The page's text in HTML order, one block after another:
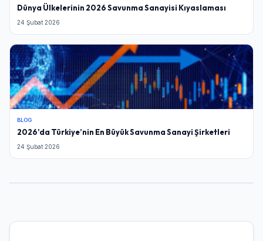
Dünya Ülkelerinin 2026 Savunma Sanayisi Kıyaslaması
24 Şubat 2026
BLOG
2026’da Türkiye’nin En Büyük Savunma Sanayi Şirketleri
24 Şubat 2026